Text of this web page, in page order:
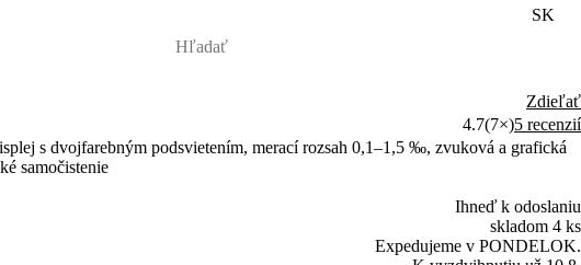
SK
Zdieľať
4.7(7×)5 recenzií
s dvojfarebným podsvietením, merací rozsah 0,1–1,5 ‰, zvuková a grafická
samočistenie
Ihneď k odoslaniu
skladom 4 ks
Expedujeme v PONDELOK.